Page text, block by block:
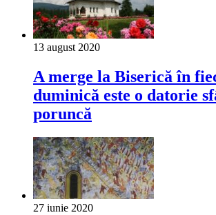
13 august 2020
A merge la Biserică în
duminică este o datorie
poruncă
27 iunie 2020